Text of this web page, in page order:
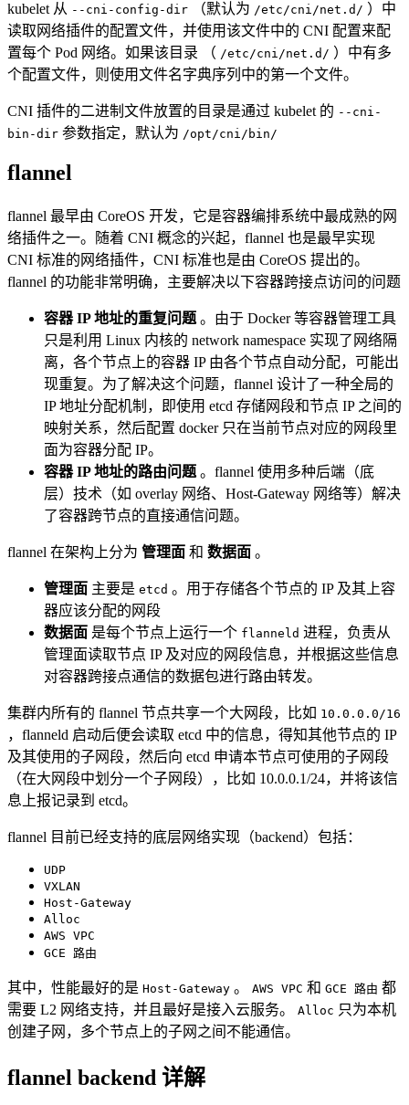
kubelet 从 --cni-config-dir （默认为 /etc/cni/net.d/ ）中
读取网络插件的配置文件，并使用该文件中的 CNI 配置来配
置每个 Pod 网络。如果该目录 （ /etc/cni/net.d/ ）中有多
个配置文件，则使用文件名字典序列中的第一个文件。
CNI 插件的二进制文件放置的目录是通过 kubelet 的 --cni-
bin-dir 参数指定，默认为 /opt/cni/bin/
flannel
flannel 最早由 CoreOS 开发，它是容器编排系统中最成熟的网
络插件之一。随着 CNI 概念的兴起，flannel 也是最早实现
CNI 标准的网络插件，CNI 标准也是由 CoreOS 提出的。
flannel 的功能非常明确，主要解决以下容器跨接点访问的问题
容器 IP 地址的重复问题 。由于 Docker 等容器管理工具
只是利用 Linux 内核的 network namespace 实现了网络隔
离，各个节点上的容器 IP 由各个节点自动分配，可能出
现重复。为了解决这个问题，flannel 设计了一种全局的
IP 地址分配机制，即使用 etcd 存储网段和节点 IP 之间的
映射关系，然后配置 docker 只在当前节点对应的网段里
面为容器分配 IP。
容器 IP 地址的路由问题 。flannel 使用多种后端（底
层）技术（如 overlay 网络、Host-Gateway 网络等）解决
了容器跨节点的直接通信问题。
flannel 在架构上分为 管理面 和 数据面 。
管理面 主要是 etcd 。用于存储各个节点的 IP 及其上容
器应该分配的网段
数据面 是每个节点上运行一个 flanneld 进程，负责从
管理面读取节点 IP 及对应的网段信息，并根据这些信息
对容器跨接点通信的数据包进行路由转发。
集群内所有的 flannel 节点共享一个大网段，比如 10.0.0.0/16
，flanneld 启动后便会读取 etcd 中的信息，得知其他节点的 IP
及其使用的子网段，然后向 etcd 申请本节点可使用的子网段
（在大网段中划分一个子网段），比如 10.0.0.1/24，并将该信
息上报记录到 etcd。
flannel 目前已经支持的底层网络实现（backend）包括：
UDP
VXLAN
Host-Gateway
Alloc
AWS VPC
GCE 路由
其中，性能最好的是 Host-Gateway 。 AWS VPC 和 GCE 路由 都
需要 L2 网络支持，并且最好是接入云服务。 Alloc 只为本机
创建子网，多个节点上的子网之间不能通信。
flannel backend 详解